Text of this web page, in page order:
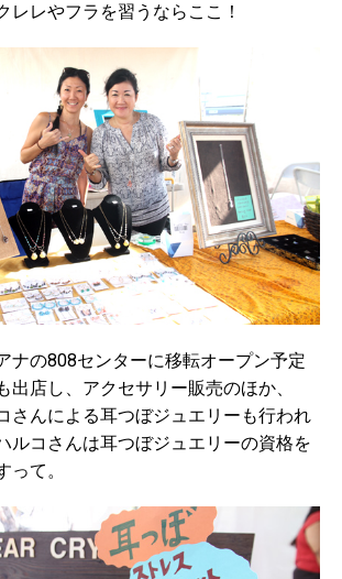
レレやフラを習うならここ！
ナの808センターに移転オープン予定
出店し、アクセサリー販売のほか、
さんによる耳つぼジュエリーも行われ
ルコさんは耳つぼジュエリーの資格を
って。